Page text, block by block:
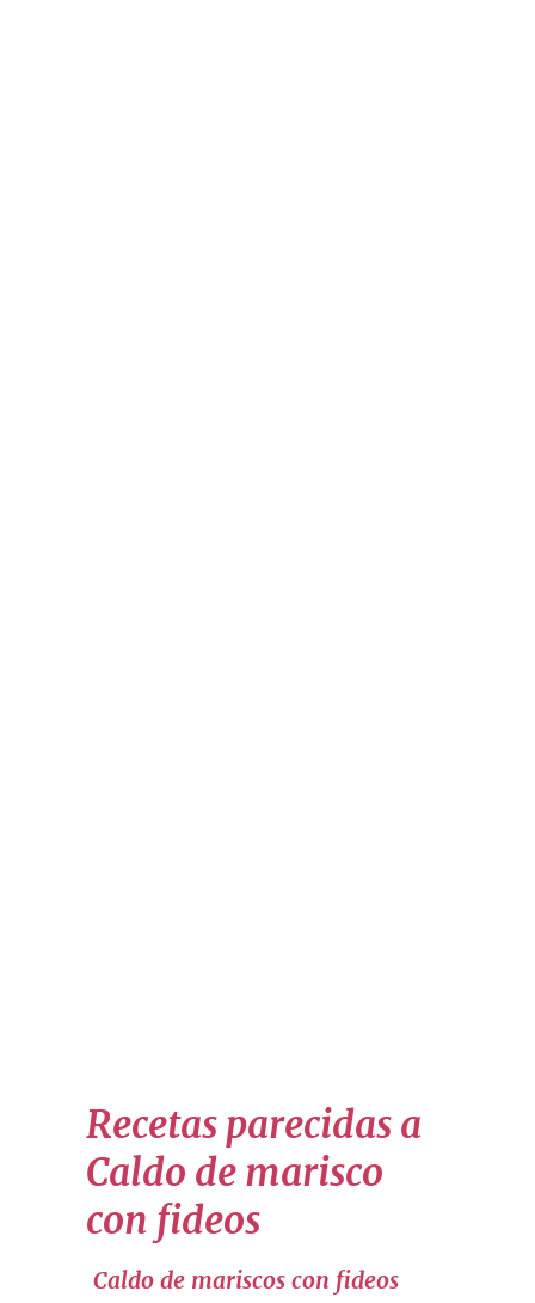
Recetas parecidas a
Caldo de marisco
con fideos
Caldo de mariscos con fideos